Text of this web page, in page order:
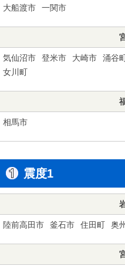
大船渡市 一関市
気仙沼市 登米市 大崎市 涌谷
女川町
相馬市
震度1
陸前高田市 釜石市 住田町 奥